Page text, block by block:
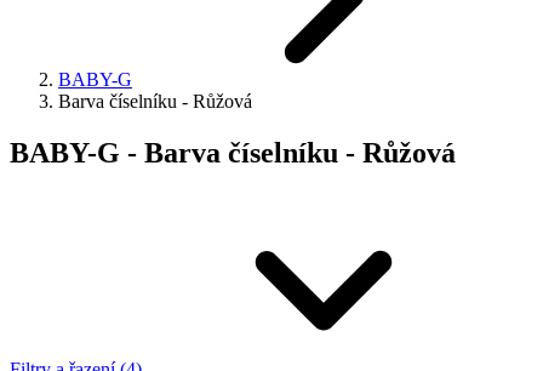
BABY-G
Barva číselníku - Růžová
BABY-G - Barva číselníku - Růžová